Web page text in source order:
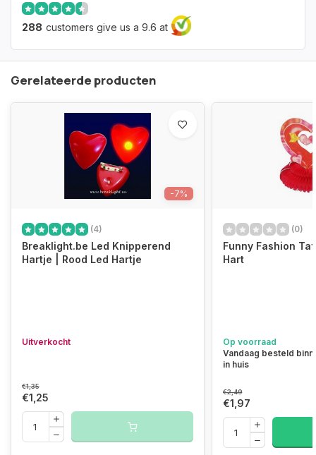
288 customers give us a 9.6 at
Gerelateerde producten
-7%
(4)
Breaklight.be Led Knipperend
Hartje | Rood Led Hartje
Uitverkocht
€1,35
€1,25
(0)
Funny Fashion
Hart
Op voorraad
Vandaag besteld
in huis
€2,49
€1,97